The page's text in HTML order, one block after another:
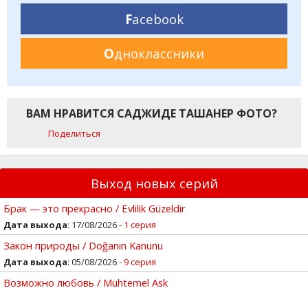
Facebook
Одноклассники
ВАМ НРАВИТСЯ САДЖИДЕ ТАШАНЕР ФОТО?
Поделиться
Выход новых серий
Брак — это прекрасно / Evlilik Güzeldir
Дата выхода: 17/08/2026 - 1 серия
Закон природы / Doğanın Kanunu
Дата выхода: 05/08/2026 -9 серия
Возможно любовь / Muhtemel Ask